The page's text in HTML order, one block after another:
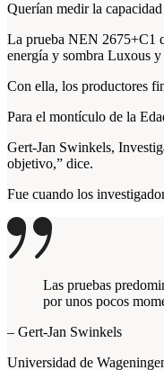
Querían medir la
La prueba NEN 2675+C1
energía y sombra Luxous
Con ella, los productores
Para el montículo de la
Gert-Jan Swinkels,
objetivo,” dice.
Fue cuando los
Las pruebas
por unos pocos
– Gert-Jan Swinkels
Universidad de